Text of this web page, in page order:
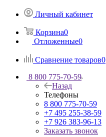
Личный кабинет
Корзина0
Отложенные0
Сравнение товаров0
8 800 775-70-59
Назад
Телефоны
8 800 775-70-59
+7 495 255-38-59
+7 926 383-96-13
Заказать звонок